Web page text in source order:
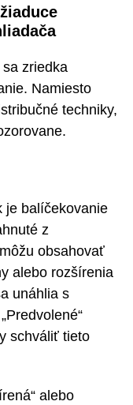
zriedka
Namiesto
techniky,
je balíčekovanie
z
obsahovať
alebo rozšírenia
unáhlia s
schváliť tieto
alebo